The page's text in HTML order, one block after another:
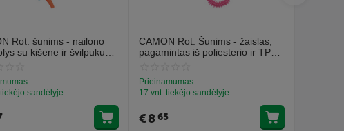
Rot. šunims - nailono
su kišene ir švilpuku
sandėlyje
CAMON Rot. Šunims - žaislas,
pagamintas iš poliesterio ir TPR
Prieinamumas:
17 vnt. tiekėjo sandėlyje
€865